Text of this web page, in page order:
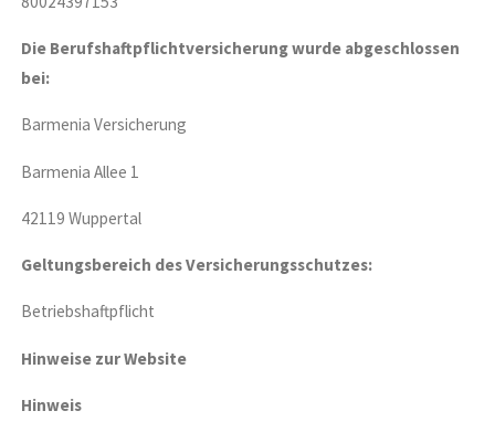
Die Berufshaftpflichtversicherung wurde abgeschlossen
bei:
Barmenia Versicherung
Barmenia Allee 1
42119 Wuppertal
Geltungsbereich des Versicherungsschutzes:
Betriebshaftpflicht
Hinweise zur Website
Hinweis